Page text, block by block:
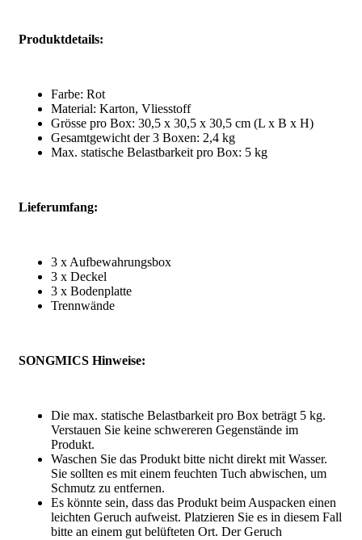
Produktdetails:
Farbe: Rot
Material: Karton, Vliesstoff
Grösse pro Box: 30,5 x 30,5 x 30,5 cm (L x B x H)
Gesamtgewicht der 3 Boxen: 2,4 kg
Max. statische Belastbarkeit pro Box: 5 kg
Lieferumfang:
3 x Aufbewahrungsbox
3 x Deckel
3 x Bodenplatte
Trennwände
SONGMICS Hinweise:
Die max. statische Belastbarkeit pro Box beträgt 5 kg.
Verstauen Sie keine schwereren Gegenstände im
Produkt.
Waschen Sie das Produkt bitte nicht direkt mit Wasser.
Sie sollten es mit einem feuchten Tuch abwischen, um
Schmutz zu entfernen.
Es könnte sein, dass das Produkt beim Auspacken einen
leichten Geruch aufweist. Platzieren Sie es in diesem Fall
bitte an einem gut belüfteten Ort. Der Geruch